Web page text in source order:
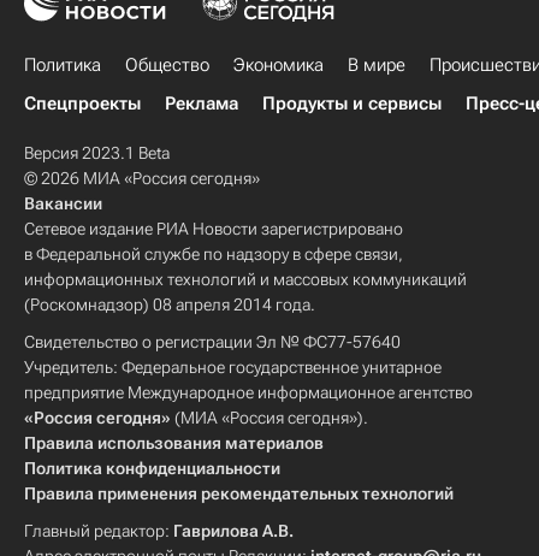
Политика Общество Экономика В мире
Спецпроекты
Реклама Продукты и сервисы Пресс-
Версия 2023.1 Beta
© 2026 МИА «Россия сегодня»
Вакансии
Сетевое издание РИА Новости зарегистрировано
в Федеральной службе по надзору в сфере связи,
информационных технологий и массовых коммуникаций
(Роскомнадзор) 08 апреля 2014 года.
Свидетельство о регистрации Эл № ФС77-57640
Учредитель: Федеральное государственное унитарное
предприятие Международное информационное агентство
«Россия сегодня» (МИА «Россия сегодня»).
Правила использования материалов
Политика конфиденциальности
Правила применения рекомендательных технологий
Главный редактор: Гаврилова А.В.